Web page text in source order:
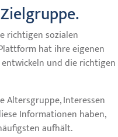
richtigen sozialen
hat ihre eigenen
und die richtigen
Altersgruppe, Interessen
Informationen haben,
aufhält.